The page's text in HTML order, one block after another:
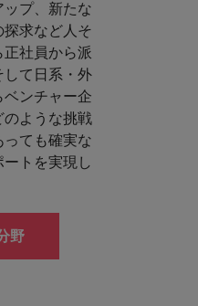
ップ、新たな
求など人そ
社員から派
て日系・外
ンチャー企
ような挑戦
ても確実な
トを実現し
野